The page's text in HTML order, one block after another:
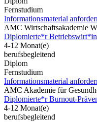
Fernstudium
Informationsmaterial
AMC Wirtschaftsakademie
Diplomierte*r Betriebswirt*in
4-12 Monat(e)
berufsbegleitend
Diplom
Fernstudium
Informationsmaterial
AMC Akademie für
Diplomierte*r Burnout-
4-12 Monat(e)
berufsbegleitend